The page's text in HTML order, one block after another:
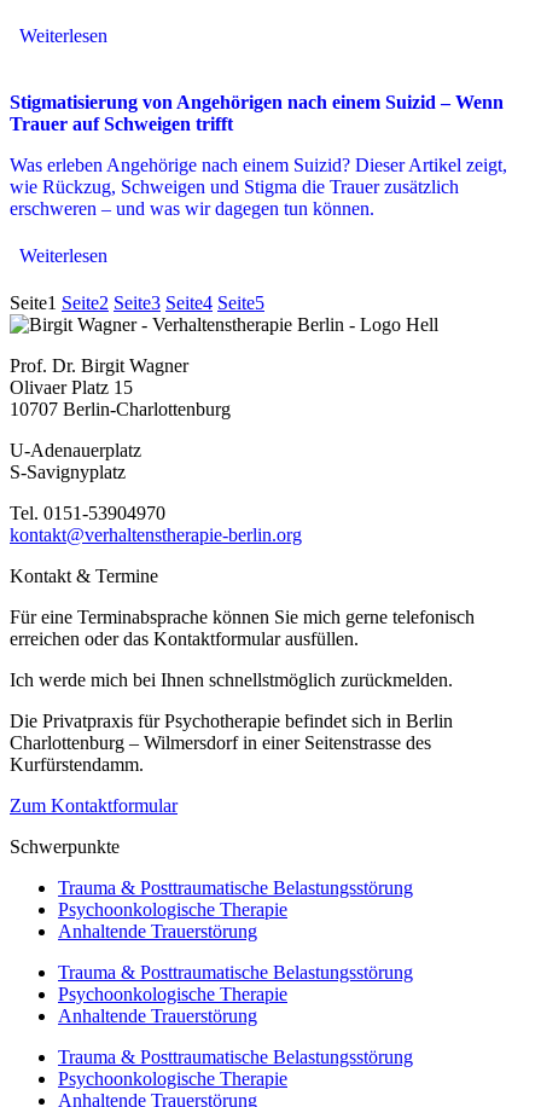
Weiterlesen
Stigmatisierung von Angehörigen nach einem Suizid – Wenn
Trauer auf Schweigen trifft
Was erleben Angehörige nach einem Suizid? Dieser Artikel zeigt,
wie Rückzug, Schweigen und Stigma die Trauer zusätzlich
erschweren – und was wir dagegen tun können.
Weiterlesen
Seite1 Seite2 Seite3 Seite4 Seite5
Prof. Dr. Birgit Wagner
Olivaer Platz 15
10707 Berlin-Charlottenburg
U-Adenauerplatz
​S-Savignyplatz
Tel. 0151-53904970
kontakt@verhaltenstherapie-berlin.org
Kontakt & Termine
Für eine Terminabsprache können Sie mich gerne telefonisch
erreichen oder das Kontaktformular ausfüllen.
Ich werde mich bei Ihnen schnellstmöglich zurückmelden.
Die Privatpraxis für Psychotherapie befindet sich in Berlin
Charlottenburg – Wilmersdorf in einer Seitenstrasse des
Kurfürstendamm.
Zum Kontaktformular
Schwerpunkte
Trauma & Posttraumatische Belastungsstörung
Psychoonkologische Therapie
Anhaltende Trauerstörung
Trauma & Posttraumatische Belastungsstörung
Psychoonkologische Therapie
Anhaltende Trauerstörung
Trauma & Posttraumatische Belastungsstörung
Psychoonkologische Therapie
Anhaltende Trauerstörung